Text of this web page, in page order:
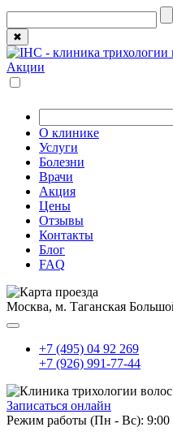
✖
Акции
О клинике
Услуги
Болезни
Врачи
Акция
Цены
Отзывы
Контакты
Блог
FAQ
Москва, м. Таганская
+7 (495) 04 92 269
+7 (926) 991-77-44
Записаться онлайн
Режим работы (Пн - Вс): 9:00